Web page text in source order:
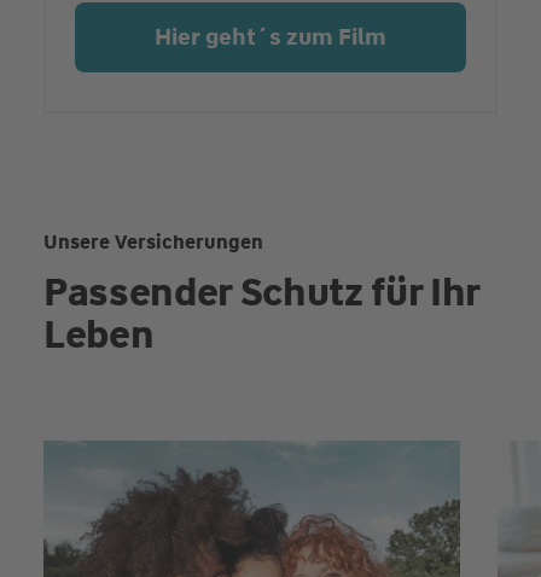
Hier geht´s zum Film
Unsere Versicherungen
Passender Schutz für Ihr
Leben